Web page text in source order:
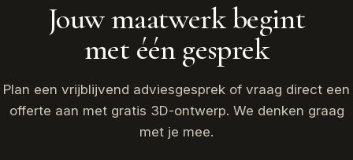
Jouw maatwerk begint
met één gesprek
Plan een vrijblijvend adviesgesprek of vraag direct een
offerte aan met gratis 3D-ontwerp. We denken graag
met je mee.